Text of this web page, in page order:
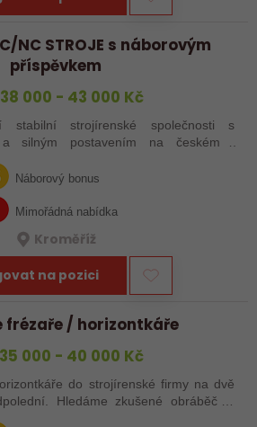
NC STROJE s náborovým
příspěvkem
38 000 - 43 000 Kč
stabilní strojírenské společnosti s
silným postavením na českém i
více typů…
Náborový bonus
Mimořádná nabídka
Kroměříž
na pozici
frézaře / horizontkáře
35 000 - 40 000 Kč
do strojírenské firmy na dvě
Hledáme zkušené obráběče i
chtějí dělat poctivé řemeslo na